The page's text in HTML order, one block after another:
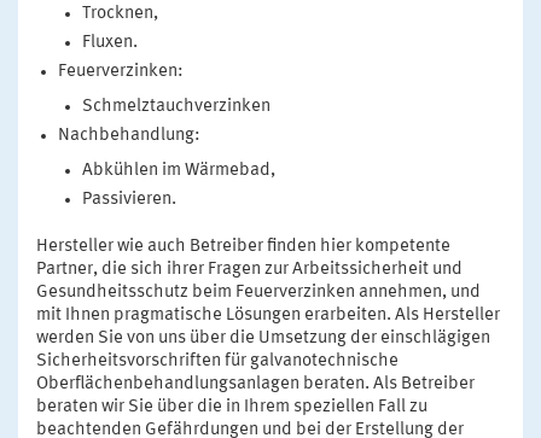
Trocknen,
Fluxen.
Feuerverzinken:
Schmelztauchverzinken
Nachbehandlung:
Abkühlen im Wärmebad,
Passivieren.
Hersteller wie auch Betreiber finden hier kompetente
Partner, die sich ihrer Fragen zur Arbeitssicherheit und
Gesundheitsschutz beim Feuerverzinken annehmen, und
mit Ihnen pragmatische Lösungen erarbeiten. Als Hersteller
werden Sie von uns über die Umsetzung der einschlägigen
Sicherheitsvorschriften für galvanotechnische
Oberflächenbehandlungsanlagen beraten. Als Betreiber
beraten wir Sie über die in Ihrem speziellen Fall zu
beachtenden Gefährdungen und bei der Erstellung der